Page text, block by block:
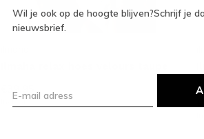
Wil je ook op de hoogte blijven?Schrijf je
nieuwsbrief.
€39,95
Incl. btw